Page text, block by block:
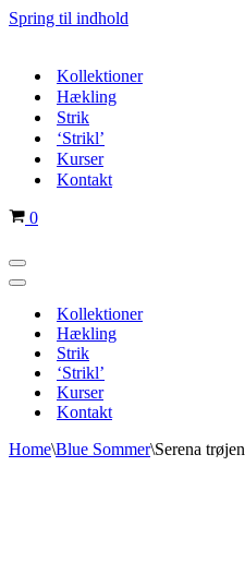
Spring til indhold
Kollektioner
Hækling
Strik
‘Strikl’
Kurser
Kontakt
Indkøbskurv
0
Navigation
menu
Navigation
Kollektioner
Hækling
Strik
‘Strikl’
Kurser
Kontakt
Home\Blue Sommer\Serena trøjen